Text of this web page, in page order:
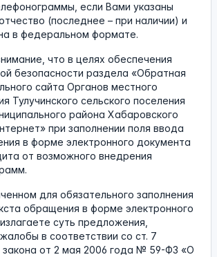
если Вами указаны
(последнее – при наличии) и
в федеральном формате.
что в целях обеспечения
безопасности раздела «Обратная
сайта Органов местного
Тулучинского сельского поселения
района Хабаровского
при заполнении поля ввода
в форме электронного документа
от возможного внедрения
для обязательного заполнения
обращения в форме электронного
суть предложения,
в соответствии со ст. 7
от 2 мая 2006 года № 59-ФЗ «О